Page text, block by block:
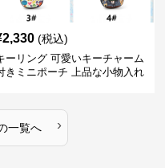
2,330 (税込)
ーリング 可愛いキーチャーム
きミニポーチ 上品な小物入れ
一覧へ ›